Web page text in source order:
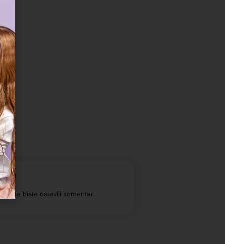
da biste ostavili komentar.